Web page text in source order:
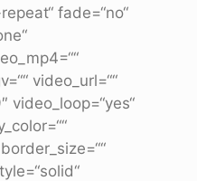
fade=“no“
video_url=““
video_loop=“yes“